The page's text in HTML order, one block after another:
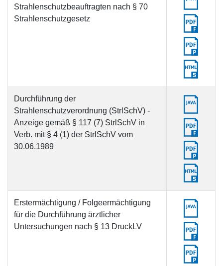
Strahlenschutzbeauftragten nach § 70
Strahlenschutzgesetz
Durchführung der
Strahlenschutzverordnung (StrlSchV) -
Anzeige gemäß § 117 (7) StrlSchV in
Verb. mit § 4 (1) der StrlSchV vom
30.06.1989
Erstermächtigung / Folgeermächtigung
für die Durchführung ärztlicher
Untersuchungen nach § 13 DruckLV